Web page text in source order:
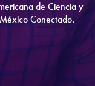
de Ciencia y
Conectado.